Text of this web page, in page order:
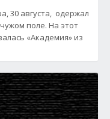
30 августа, одержал
поле. На этот
«Академия» из